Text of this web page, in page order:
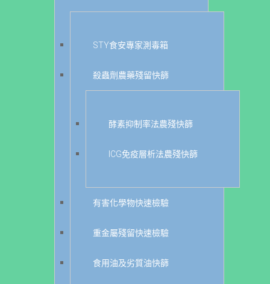
STY食安專家測毒箱
殺蟲劑農藥殘留快篩
酵素抑制率法農殘快篩
ICG免疫層析法農殘快篩
有害化學物快速檢驗
重金屬殘留快速檢驗
食用油及劣質油快篩